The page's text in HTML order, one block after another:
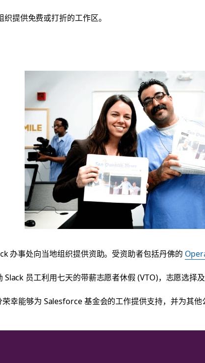
提供免费或打折的工作区。
办事处向当地组织提供资助。受资助者包括丹佛的
Slack 员工利用七天的带薪志愿者休假 (VTO)，志愿选择
幸能够为 Salesforce 基金会的工作提供支持，并为其他